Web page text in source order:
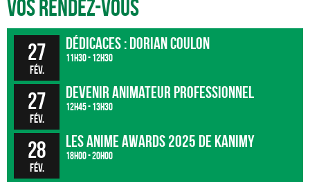
Vos rendez-vous
27
fév.
Dédicaces : Dorian Coulon
11h30 - 12h30
27
fév.
Devenir animateur professionnel
12h45 - 13h30
28
fév.
Les Anime Awards 2025 de Kanimy
18h00 - 20h00